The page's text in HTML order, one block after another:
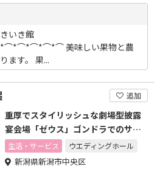
いき館
美味しい果物と農
ます。 果...
追加
重厚でスタイリッシュな劇場型披露
宴会場「ゼウス」ゴンドラでのサプ
ライズも可能
生活・サービス ウエディングホール
新潟県新潟市中央区